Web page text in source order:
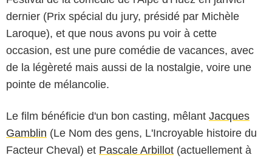
dernier (Prix spécial du jury, présidé par Michèle
Laroque), et que nous avons pu voir à cette
occasion, est une pure comédie de vacances, avec
de la légèreté mais aussi de la nostalgie, voire une
pointe de mélancolie.
Le film bénéficie d'un bon casting, mêlant Jacques
Gamblin (Le Nom des gens, L'Incroyable histoire du
Facteur Cheval) et Pascale Arbillot (actuellement à